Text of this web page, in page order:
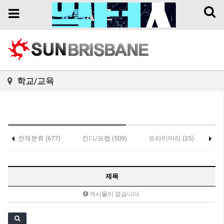
Toggle
Toggle
학교/교육
전체분류 (677) 킨디/프랩 (509) 프라이머리 (25)
제목
게시물이 없습니다.